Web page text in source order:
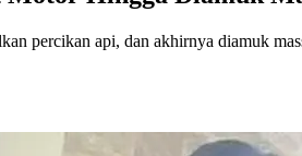
percikan api, dan akhirnya diamuk